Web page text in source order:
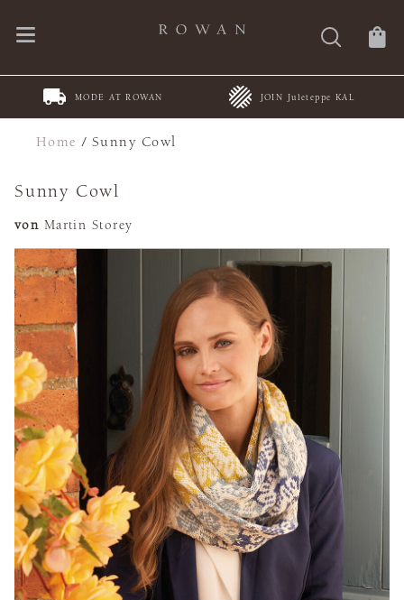
MODE AT ROWAN JOIN Juleteppe KAL
Home /Sunny Cowl
Sunny Cowl
von Martin Storey